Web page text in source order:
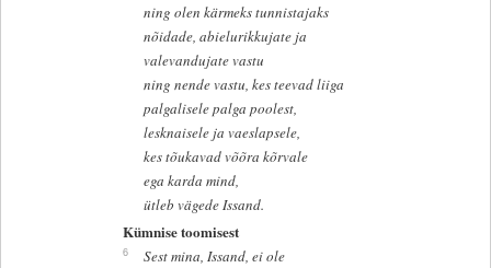
ning olen kärmeks tunnistajaks
nõidade, abielurikkujate ja
valevandujate vastu
ning nende vastu, kes teevad liiga
palgalisele palga poolest,
lesknaisele ja vaeslapsele,
kes tõukavad võõra kõrvale
ega karda mind,
ütleb vägede Issand.
Kümnise toomisest
6
Sest mina, Issand, ei ole